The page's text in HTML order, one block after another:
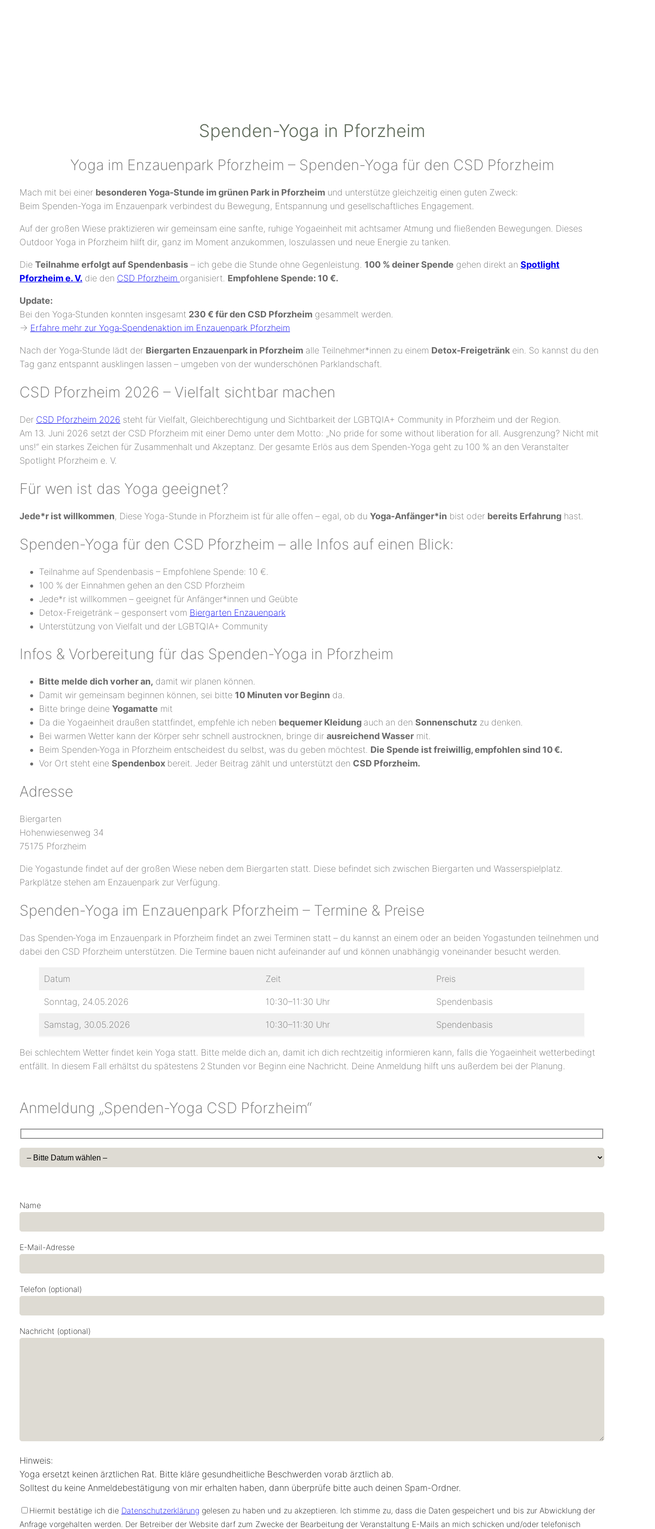
Spenden-Yoga in Pforzheim
Yoga im Enzauenpark Pforzheim – Spenden-Yoga für den CSD Pforzheim
Mach mit bei einer besonderen Yoga-Stunde im grünen Park in Pforzheim und unterstütze gleichzeitig einen guten Zweck:
Beim Spenden-Yoga im Enzauenpark verbindest du Bewegung, Entspannung und gesellschaftliches Engagement.
Auf der großen Wiese praktizieren wir gemeinsam eine sanfte, ruhige Yogaeinheit mit achtsamer Atmung und fließenden Bewegungen. Dieses
Outdoor Yoga in Pforzheim hilft dir, ganz im Moment anzukommen, loszulassen und neue Energie zu tanken.
Die Teilnahme erfolgt auf Spendenbasis – ich gebe die Stunde ohne Gegenleistung. 100 % deiner Spende gehen direkt an Spotlight
Pforzheim e. V. die den CSD Pforzheim organisiert. Empfohlene Spende: 10 €.
Update:
Bei den Yoga‑Stunden konnten insgesamt 230 € für den CSD Pforzheim gesammelt werden.
→ Erfahre mehr zur Yoga‑Spendenaktion im Enzauenpark Pforzheim
Nach der Yoga‑Stunde lädt der Biergarten Enzauenpark in Pforzheim alle Teilnehmer*innen zu einem Detox‑Freigetränk ein. So kannst du den
Tag ganz entspannt ausklingen lassen – umgeben von der wunderschönen Parklandschaft.
CSD Pforzheim 2026 – Vielfalt sichtbar machen
Der CSD Pforzheim 2026 steht für Vielfalt, Gleichberechtigung und Sichtbarkeit der LGBTQIA+ Community in Pforzheim und der Region.
Am 13. Juni 2026 setzt der CSD Pforzheim mit einer Demo unter dem Motto: „No pride for some without liberation for all. Ausgrenzung? Nicht mit
uns!“ ein starkes Zeichen für Zusammenhalt und Akzeptanz. Der gesamte Erlös aus dem Spenden-Yoga geht zu 100 % an den Veranstalter
Spotlight Pforzheim e. V.
Für wen ist das Yoga geeignet?
Jede*r ist willkommen, Diese Yoga-Stunde in Pforzheim ist für alle offen – egal, ob du Yoga-Anfänger*in bist oder bereits Erfahrung hast.
Spenden-Yoga für den CSD Pforzheim – alle Infos auf einen Blick:
Teilnahme auf Spendenbasis – Empfohlene Spende: 10 €.
100 % der Einnahmen gehen an den CSD Pforzheim
Jede*r ist willkommen – geeignet für Anfänger*innen und Geübte
Detox-Freigetränk – gesponsert vom Biergarten Enzauenpark
Unterstützung von Vielfalt und der LGBTQIA+ Community
Infos & Vorbereitung für das Spenden-Yoga in Pforzheim
Bitte melde dich vorher an, damit wir planen können.
Damit wir gemeinsam beginnen können, sei bitte 10 Minuten vor Beginn da.
Bitte bringe deine Yogamatte mit
Da die Yogaeinheit draußen stattfindet, empfehle ich neben bequemer Kleidung auch an den Sonnenschutz zu denken.
Bei warmen Wetter kann der Körper sehr schnell austrocknen, bringe dir ausreichend Wasser mit.
Beim Spenden‑Yoga in Pforzheim entscheidest du selbst, was du geben möchtest. Die Spende ist freiwillig, empfohlen sind 10 €.
Vor Ort steht eine Spendenbox bereit. Jeder Beitrag zählt und unterstützt den CSD Pforzheim.
Adresse
Biergarten
Hohenwiesenweg 34
75175 Pforzheim
Die Yogastunde findet auf der großen Wiese neben dem Biergarten statt. Diese befindet sich zwischen Biergarten und Wasserspielplatz.
Parkplätze stehen am Enzauenpark zur Verfügung.
Spenden-Yoga im Enzauenpark Pforzheim – Termine & Preise
Das Spenden‑Yoga im Enzauenpark in Pforzheim findet an zwei Terminen statt – du kannst an einem oder an beiden Yogastunden teilnehmen und
dabei den CSD Pforzheim unterstützen. Die Termine bauen nicht aufeinander auf und können unabhängig voneinander besucht werden.
Datum Zeit Preis
Sonntag, 24.05.2026 10:30–11:30 Uhr Spendenbasis
Samstag, 30.05.2026 10:30–11:30 Uhr Spendenbasis
Bei schlechtem Wetter findet kein Yoga statt. Bitte melde dich an, damit ich dich rechtzeitig informieren kann, falls die Yogaeinheit wetterbedingt
entfällt. In diesem Fall erhältst du spätestens 2 Stunden vor Beginn eine Nachricht. Deine Anmeldung hilft uns außerdem bei der Planung.
Anmeldung „Spenden-Yoga CSD Pforzheim“
Name
E-Mail-Adresse
Telefon (optional)
Nachricht (optional)
Hinweis:
Yoga ersetzt keinen ärztlichen Rat. Bitte kläre gesundheitliche Beschwerden vorab ärztlich ab.
Solltest du keine Anmeldebestätigung von mir erhalten haben, dann überprüfe bitte auch deinen Spam-Ordner.
Hiermit bestätige ich die Datenschutzerklärung gelesen zu haben und zu akzeptieren. Ich stimme zu, dass die Daten gespeichert und bis zur Abwicklung der
Anfrage vorgehalten werden. Der Betreiber der Website darf zum Zwecke der Bearbeitung der Veranstaltung E-Mails an mich schicken und/oder telefonisch